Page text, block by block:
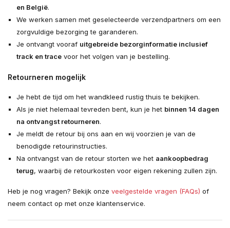
en België.
We werken samen met geselecteerde verzendpartners om een
zorgvuldige bezorging te garanderen.
Je ontvangt vooraf uitgebreide bezorginformatie inclusief
track en tracevoor het volgen van je bestelling.
Retourneren mogelijk
Je hebt de tijd om het wandkleed rustig thuis te bekijken.
Als je niet helemaal tevreden bent, kun je het binnen 14 dagen
na ontvangst retourneren.
Je meldt de retour bij ons aan en wij voorzien je van de
benodigde retourinstructies.
Na ontvangst van de retour storten we het aankoopbedrag
terug, waarbij de retourkosten voor eigen rekening zullen zijn.
Heb je nog vragen? Bekijk onze veelgestelde vragen (FAQs) of
neem contact op met onze klantenservice.